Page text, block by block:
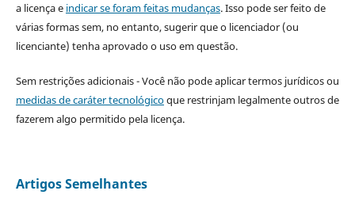
a licença e indicar se foram feitas mudanças. Isso pode ser feito de
várias formas sem, no entanto, sugerir que o licenciador (ou
licenciante) tenha aprovado o uso em questão.
Sem restrições adicionais - Você não pode aplicar termos jurídicos ou
medidas de caráter tecnológicoque restrinjam legalmente outros de
fazerem algo permitido pela licença.
Artigos Semelhantes